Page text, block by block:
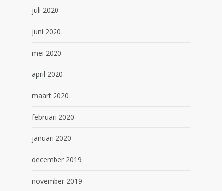
juli 2020
juni 2020
mei 2020
april 2020
maart 2020
februari 2020
januari 2020
december 2019
november 2019